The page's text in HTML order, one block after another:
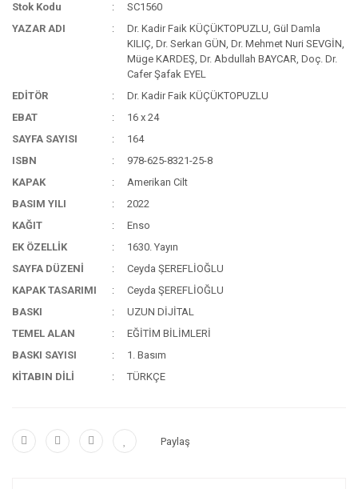
Stok Kodu
SC1560
YAZAR ADI
Dr. Kadir Faik KÜÇÜKTOPUZLU, Gül Damla
KILIÇ, Dr. Serkan GÜN, Dr. Mehmet Nuri SEVGİN,
Müge KARDEŞ, Dr. Abdullah BAYCAR, Doç. Dr.
Cafer Şafak EYEL
EDİTÖR
Dr. Kadir Faik KÜÇÜKTOPUZLU
EBAT
16 x 24
SAYFA SAYISI
164
ISBN
978-625-8321-25-8
KAPAK
Amerikan Cilt
BASIM YILI
2022
KAĞIT
Enso
EK ÖZELLİK
1630. Yayın
SAYFA DÜZENİ
Ceyda ŞEREFLİOĞLU
KAPAK TASARIMI
Ceyda ŞEREFLİOĞLU
BASKI
UZUN DİJİTAL
TEMEL ALAN
EĞİTİM BİLİMLERİ
BASKI SAYISI
1. Basım
KİTABIN DİLİ
TÜRKÇE
Paylaş